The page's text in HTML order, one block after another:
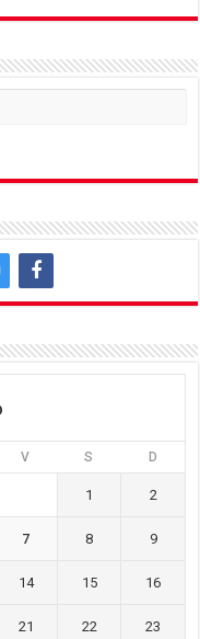
V S D
1 2
7 8 9
14 15 16
21 22 23